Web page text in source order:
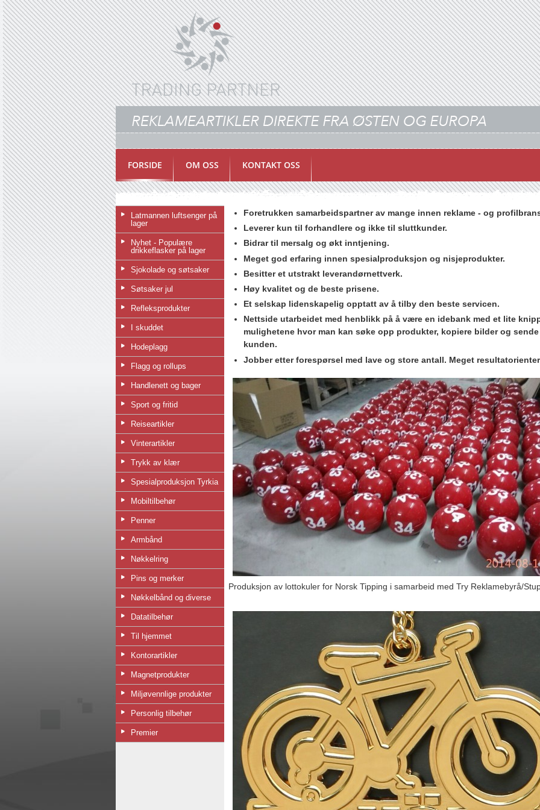
FORSIDE OM OSS KONTAKT OSS
Latmannen luftsenger på
lager
Nyhet - Populære
drikkeflasker på lager
Sjokolade og søtsaker
Søtsaker jul
Refleksprodukter
I skuddet
Hodeplagg
Flagg og rollups
Handlenett og bager
Sport og fritid
Reiseartikler
Vinterartikler
Trykk av klær
Spesialproduksjon Tyrkia
Mobiltilbehør
Penner
Armbånd
Nøkkelring
Pins og merker
Nøkkelbånd og diverse
Datatilbehør
Til hjemmet
Kontorartikler
Magnetprodukter
Miljøvennlige produkter
Personlig tilbehør
Premier
Foretrukken samarbeidspartner av mange innen reklame - og
Leverer kun til forhandlere og ikke til sluttkunder.
Bidrar til mersalg og økt inntjening.
Meget god erfaring innen spesialproduksjon og nisjeprodukter.
Besitter et utstrakt leverandørnettverk.
Høy kvalitet og de beste prisene.
Et selskap lidenskapelig opptatt av å tilby den beste servicen.
Nettside utarbeidet med henblikk på å være en idebank med et lite
mulighetene hvor man kan søke opp produkter, kopiere bilder og
kunden.
Jobber etter forespørsel med lave og store antall. Meget
Produksjon av lottokuler for Norsk Tipping i samarbeid med Try Reklamebyrå/